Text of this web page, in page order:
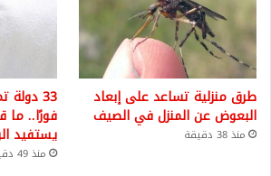
طرق منزلية تساعد على إبعاد
البعوض عن المنزل في الصيف
منذ 38 دقيقة
33
فورًا..
يستفيد
منذ 49 دقيقة